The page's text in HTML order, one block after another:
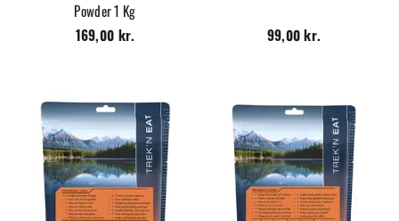
Powder 1 Kg
169,00 kr.
99,00 kr.